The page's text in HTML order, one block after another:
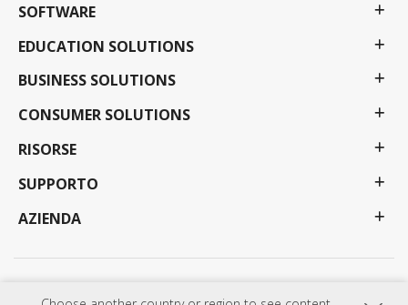
SOFTWARE
EDUCATION SOLUTIONS
BUSINESS SOLUTIONS
CONSUMER SOLUTIONS
RISORSE
SUPPORTO
AZIENDA